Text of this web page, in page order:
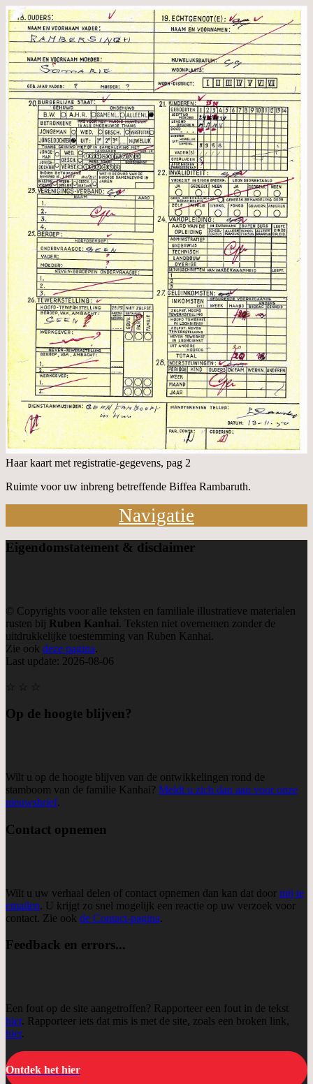
Haar kaart met registratie-gegevens, pag 2
Ruimte voor uw inbreng betreffende Biffea Rambaruth.
Navigatie
Eigendomstatement & disclaimer
© Copyrights voor alle teksten en familiale illustratieve materialen
rusten bij Ruben Kanhai. Teksten niet overnemen zonder de
uitdrukkelijke toestemming van Ruben Kanhai.
Zie ook deze pagina.
Last update: 2026-08-06
Op de hoogte blijven?
Wilt u op de hoogte blijven van de ontwikkelingen rond de
stamboom van de familie Kanhai? Meldt u zich dan aan voor onze
nieuwsbrief.
Contact opnemen
Wilt u uw verhaal delen of contact opnemen dan kan dat door mij te
emailen. U krijgt zo snel mogelijk een reactie op uw verzoek voor
contact. Zie ook de Contact-pagina.
Feedback en errors...
Een fout op de site aangetroffen? Rapporteer een fout in de tekst
hier. Rapporteer iets dat mis is met de site, zoals een broken link,
hier.
Ontdek het hier